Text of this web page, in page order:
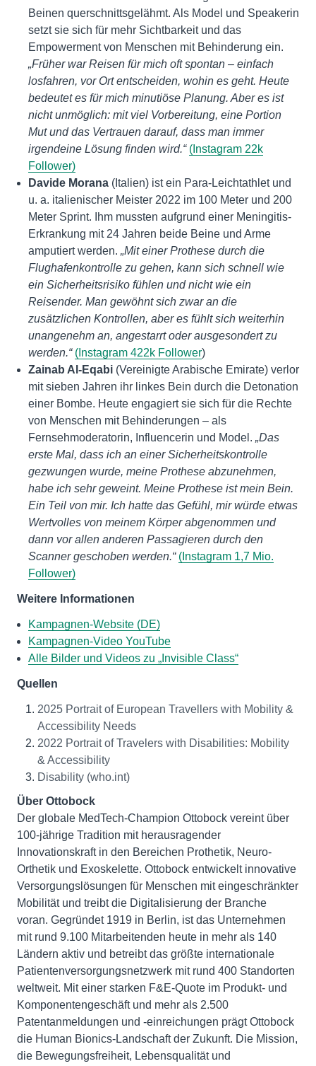
Beinen querschnittsgelähmt. Als Model und Speakerin
setzt sie sich für mehr Sichtbarkeit und das
Empowerment von Menschen mit Behinderung ein.
„Früher war Reisen für mich oft spontan – einfach
losfahren, vor Ort entscheiden, wohin es geht. Heute
bedeutet es für mich minutiöse Planung. Aber es ist
nicht unmöglich: mit viel Vorbereitung, eine Portion
Mut und das Vertrauen darauf, dass man immer
irgendeine Lösung finden wird.“ (Instagram 22k
Follower)
Davide Morana (Italien) ist ein Para-Leichtathlet und
u. a. italienischer Meister 2022 im 100 Meter und 200
Meter Sprint. Ihm mussten aufgrund einer Meningitis-
Erkrankung mit 24 Jahren beide Beine und Arme
amputiert werden. „Mit einer Prothese durch die
Flughafenkontrolle zu gehen, kann sich schnell wie
ein Sicherheitsrisiko fühlen und nicht wie ein
Reisender. Man gewöhnt sich zwar an die
zusätzlichen Kontrollen, aber es fühlt sich weiterhin
unangenehm an, angestarrt oder ausgesondert zu
werden.“ (Instagram 422k Follower)
Zainab Al-Eqabi (Vereinigte Arabische Emirate) verlor
mit sieben Jahren ihr linkes Bein durch die Detonation
einer Bombe. Heute engagiert sie sich für die Rechte
von Menschen mit Behinderungen – als
Fernsehmoderatorin, Influencerin und Model. „Das
erste Mal, dass ich an einer Sicherheitskontrolle
gezwungen wurde, meine Prothese abzunehmen,
habe ich sehr geweint. Meine Prothese ist mein Bein.
Ein Teil von mir. Ich hatte das Gefühl, mir würde etwas
Wertvolles von meinem Körper abgenommen und
dann vor allen anderen Passagieren durch den
Scanner geschoben werden.“ (Instagram 1,7 Mio.
Follower)
Weitere Informationen
Kampagnen-Website (DE)
Kampagnen-Video YouTube
Alle Bilder und Videos zu „Invisible Class“
Quellen
2025 Portrait of European Travellers with Mobility &
Accessibility Needs
2022 Portrait of Travelers with Disabilities: Mobility
& Accessibility
Disability (who.int)
Über Ottobock
Der globale MedTech-Champion Ottobock vereint über
100-jährige Tradition mit herausragender
Innovationskraft in den Bereichen Prothetik, Neuro-
Orthetik und Exoskelette. Ottobock entwickelt innovative
Versorgungslösungen für Menschen mit eingeschränkter
Mobilität und treibt die Digitalisierung der Branche
voran. Gegründet 1919 in Berlin, ist das Unternehmen
mit rund 9.100 Mitarbeitenden heute in mehr als 140
Ländern aktiv und betreibt das größte internationale
Patientenversorgungsnetzwerk mit rund 400 Standorten
weltweit. Mit einer starken F&E-Quote im Produkt- und
Komponentengeschäft und mehr als 2.500
Patentanmeldungen und -einreichungen prägt Ottobock
die Human Bionics-Landschaft der Zukunft. Die Mission,
die Bewegungsfreiheit, Lebensqualität und